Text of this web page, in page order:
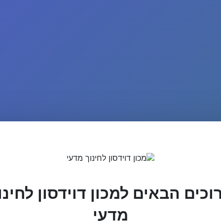
הבאים למכון דוידסון
מדעי